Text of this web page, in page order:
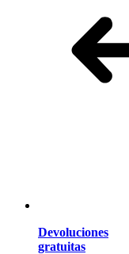
Devoluciones
gratuitas